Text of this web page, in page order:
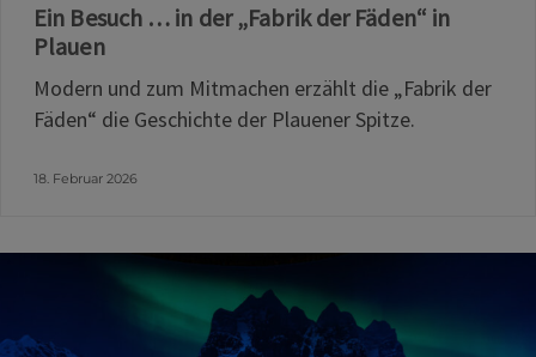
Ein Besuch … in der „Fabrik der Fäden“ in
Plauen
Modern und zum Mitmachen erzählt die „Fabrik der
Fäden“ die Geschichte der Plauener Spitze.
18. Februar 2026